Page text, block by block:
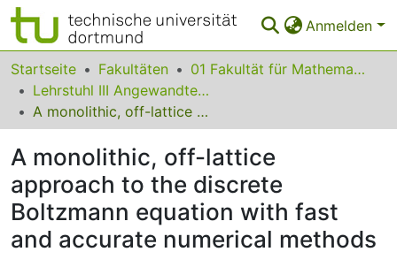
Anmelden
Bereiche & Sammlungen
Das gesamte Repositorium
Leitlinien
Zurück zur Startseite
Startseite Fakultäten
01 Fakultät für Mathematik
Lehrstuhl III Angewandte Mathematik und Numerik
A monolithic, off-lattice approach to the discrete Boltzmann equation with fast and accurate numerical methods
A monolithic, off-lattice
approach to the discrete
Boltzmann equation with fast
and accurate numerical methods